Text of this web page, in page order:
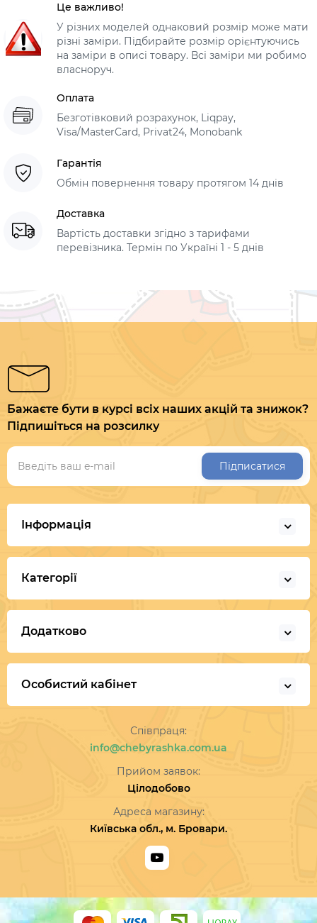
Це важливо!
У різних моделей однаковий розмір може мати
різні заміри. Підбирайте розмір орієнтуючись
на заміри в описі товару. Всі заміри ми робимо
власноруч.
Оплата
Безготівковий розрахунок, Liqpay,
Visa/MasterCard, Privat24, Monobank
Гарантія
Обмін повернення товару протягом 14 днів
Доставка
Вартість доставки згідно з тарифами
перевізника. Термін по Україні 1 - 5 днів
Бажаєте бути в курсі всіх наших акцій та знижок?
Підпишіться на розсилку
Підписатися
Інформація
Категорії
Додатково
Особистий кабінет
Співпраця:
info@chebyrashka.com.ua
Прийом заявок:
Цілодобово
Адреса магазину:
Київська обл., м. Бровари.